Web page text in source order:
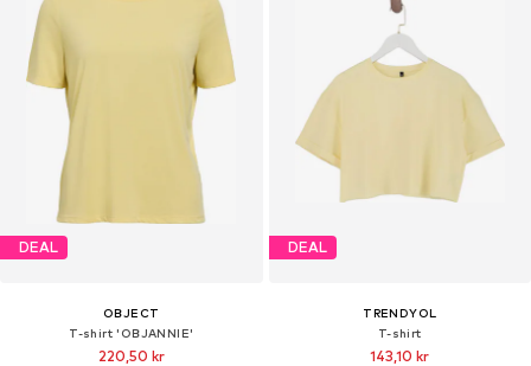
DEAL
OBJECT
T-shirt 'OBJANNIE'
220,50 kr
DEAL
TRENDYOL
T-shirt
143,10 kr